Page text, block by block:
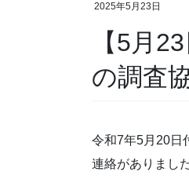
2025年5月23日
【5月
の調査
令和7年5月20日
連絡がありまし